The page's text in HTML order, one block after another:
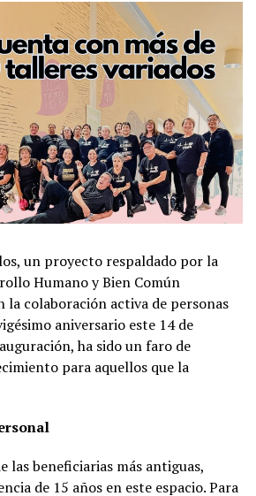
un proyecto respaldado por la
Humano y Bien Común
la colaboración activa de personas
aniversario este 14 de
ha sido un faro de
para aquellos que la
las beneficiarias más antiguas,
de 15 años en este espacio. Para